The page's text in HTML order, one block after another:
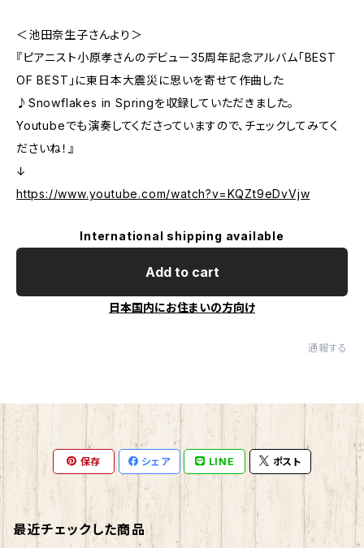
＜池田奈生子さんより＞
『ピアニスト小原孝さんのデビュー35周年記念アルバム「BEST
OF BEST」に東日本大震災に思いを寄せて作曲した
♪Snowflakes in Springを収録していただきました。
Youtubeでも演奏してくださっていますので、チェックしてみてく
ださいね！』
↓
https://www.youtube.com/watch?v=KQZt9eDvVjw
International shipping available
Add to cart
日本国内にお住まいの方向け
通報する
保存 シェア LINE ポスト
最近チェックした商品